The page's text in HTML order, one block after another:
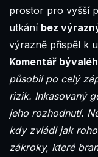
prostor pro vyšší
utkání bez
výrazně přispěl k
Komentář
působil po celý
rizik. Inkasovaný
jeho rozhodnutí.
kdy zvládl jak
zákroky, které